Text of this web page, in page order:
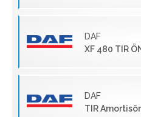
DAF
XF 480 TIR
DAF
TIR